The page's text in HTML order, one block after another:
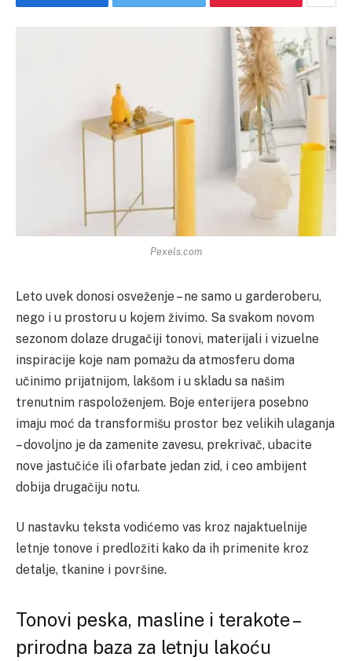
Pexels.com
Leto uvek donosi osveženje – ne samo u garderoberu,
nego i u prostoru u kojem živimo. Sa svakom novom
sezonom dolaze drugačiji tonovi, materijali i vizuelne
inspiracije koje nam pomažu da atmosferu doma
učinimo prijatnijom, lakšom i u skladu sa našim
trenutnim raspoloženjem. Boje enterijera posebno
imaju moć da transformišu prostor bez velikih ulaganja
– dovoljno je da zamenite zavesu, prekrivač, ubacite
nove jastučiće ili ofarbate jedan zid, i ceo ambijent
dobija drugačiju notu.
U nastavku teksta vodićemo vas kroz najaktuelnije
letnje tonove i predložiti kako da ih primenite kroz
detalje, tkanine i površine.
Tonovi peska, masline i terakote –
prirodna baza za letnju lakoću